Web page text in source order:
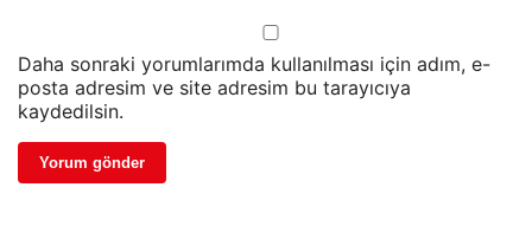
Daha sonraki yorumlarımda kullanılması için adım, e-
posta adresim ve site adresim bu tarayıcıya
kaydedilsin.